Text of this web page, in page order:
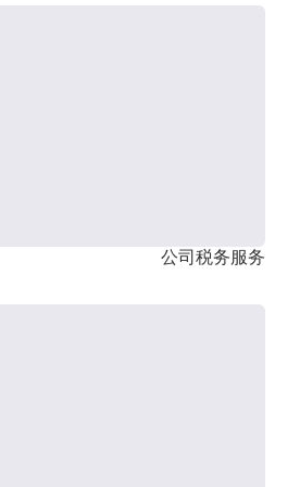
公司税务服务